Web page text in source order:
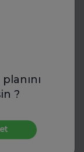
?
fırsatı
öncü